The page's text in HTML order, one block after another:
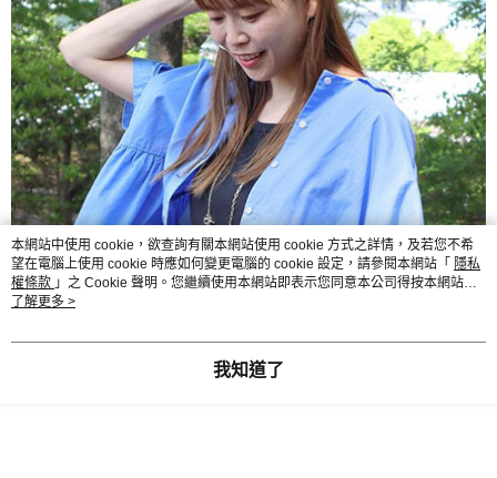
本網站中使用 cookie，欲查詢有關本網站使用 cookie 方式之詳情，及若您不希
望在電腦上使用 cookie 時應如何變更電腦的 cookie 設定，請參閱本網站「 隱私
權條款 」之 Cookie 聲明。您繼續使用本網站即表示您同意本公司得按本網站使
用條款之 Cookie 聲明使用 cookie。
了解更多 >
我知道了